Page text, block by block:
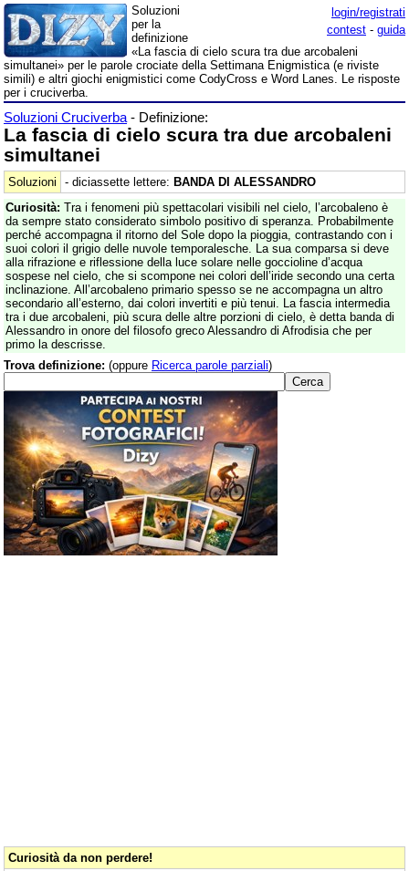
login/registrati
contest - guida
Soluzioni
per la
definizione
«La fascia di cielo scura tra due arcobaleni
simultanei» per le parole crociate della Settimana Enigmistica (e riviste
simili) e altri giochi enigmistici come CodyCross e Word Lanes. Le risposte
per i cruciverba.
Soluzioni Cruciverba - Definizione:
La fascia di cielo scura tra due arcobaleni
simultanei
Soluzioni - diciassette lettere: BANDA DI ALESSANDRO
Curiosità: Tra i fenomeni più spettacolari visibili nel cielo, l’arcobaleno è
da sempre stato considerato simbolo positivo di speranza. Probabilmente
perché accompagna il ritorno del Sole dopo la pioggia, contrastando con i
suoi colori il grigio delle nuvole temporalesche. La sua comparsa si deve
alla rifrazione e riflessione della luce solare nelle goccioline d’acqua
sospese nel cielo, che si scompone nei colori dell’iride secondo una certa
inclinazione. All’arcobaleno primario spesso se ne accompagna un altro
secondario all’esterno, dai colori invertiti e più tenui. La fascia intermedia
tra i due arcobaleni, più scura delle altre porzioni di cielo, è detta banda di
Alessandro in onore del filosofo greco Alessandro di Afrodisia che per
primo la descrisse.
Trova definizione: (oppure Ricerca parole parziali)
Curiosità da non perdere!